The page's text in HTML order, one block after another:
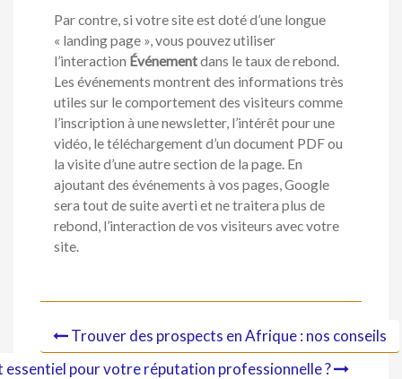
Par contre, si votre site est doté d’une longue
« landing page », vous pouvez utiliser
l’interaction Événementdans le taux de rebond.
Les événements montrent des informations très
utiles sur le comportement des visiteurs comme
l’inscription à une newsletter, l’intérêt pour une
vidéo, le téléchargement d’un document PDF ou
la visite d’une autre section de la page. En
ajoutant des événements à vos pages, Google
sera tout de suite averti et ne traitera plus de
rebond, l’interaction de vos visiteurs avec votre
site.
Trouver des prospects en Afrique : nos conseils
pour votre réputation professionnelle ?